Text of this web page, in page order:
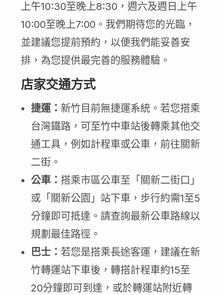
上午10:30至晚上8:30，週六及週日上午
10:00至晚上7:00。我們期待您的光臨，
並建議您提前預約，以便我們能妥善安
排，為您提供最完善的服務體驗。
店家交通方式
捷運： 新竹目前無捷運系統。若您搭乘
台灣鐵路，可至竹中車站後轉乘其他交
通工具，例如計程車或公車，前往關新
二街。
公車： 搭乘市區公車至「關新二街口」
或「關新公園」站下車，步行約需1至5
分鐘即可抵達。請查詢最新公車路線以
規劃最佳路徑。
巴士： 若您是搭乘長途客運，建議在新
竹轉運站下車後，轉搭計程車約15至
20分鐘即可到達，或於轉運站附近轉